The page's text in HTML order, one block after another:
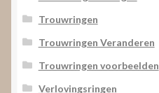
Trouwringen
Trouwringen Veranderen
Trouwringen voorbeelden
Verlovingsringen